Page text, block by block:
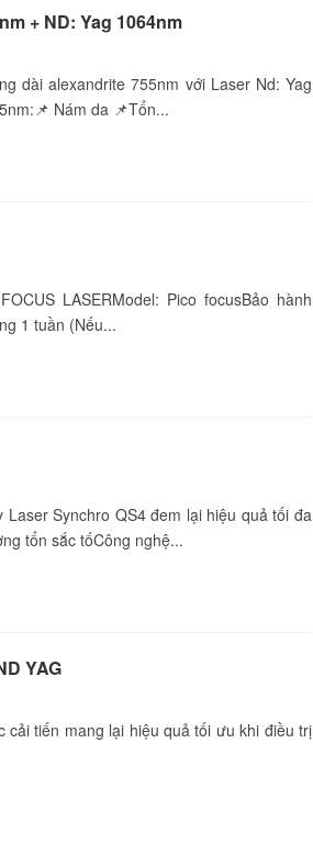
+ ND: Yag 1064nm
dài alexandrite 755nm với Laser Nd: Yag
Nám da 📌Tổn...
LASERModel: Pico focusBảo hành
1 tuần (Nếu...
Laser Synchro QS4 đem lại hiệu quả tối đa
tổn sắc tốCông nghệ...
YAG
cải tiến mang lại hiệu quả tối ưu khi điều trị